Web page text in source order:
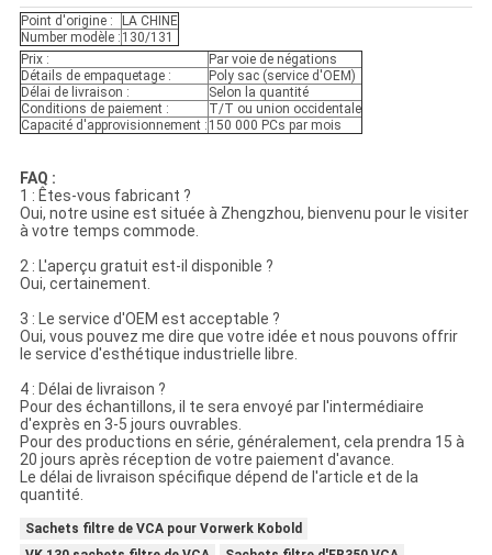
Point d'origine :
LA CHINE
Number modèle : 130/131
Prix :
Par voie de négations
Détails de empaquetage :
Poly sac (service d'OEM)
Délai de livraison :
Selon la quantité
Conditions de paiement :
T/T ou union occidentale
Capacité d'approvisionnement : 150 000 PCs par mois
FAQ :
1 : Êtes-vous fabricant ?
Oui, notre usine est située à Zhengzhou, bienvenu pour le visiter
à votre temps commode.
2 : L'aperçu gratuit est-il disponible ?
Oui, certainement.
3 : Le service d'OEM est acceptable ?
Oui, vous pouvez me dire que votre idée et nous pouvons offrir
le service d'esthétique industrielle libre.
4 : Délai de livraison ?
Pour des échantillons, il te sera envoyé par l'intermédiaire
d'exprès en 3-5 jours ouvrables.
Pour des productions en série, généralement, cela prendra 15 à
20 jours après réception de votre paiement d'avance.
Le délai de livraison spécifique dépend de l'article et de la
quantité.
Sachets filtre de VCA pour Vorwerk Kobold